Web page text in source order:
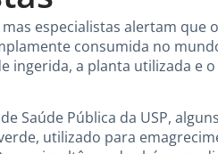
especialistas alertam que
consumida no
ingerida, a planta utilizada e
Saúde Pública da USP,
utilizado para